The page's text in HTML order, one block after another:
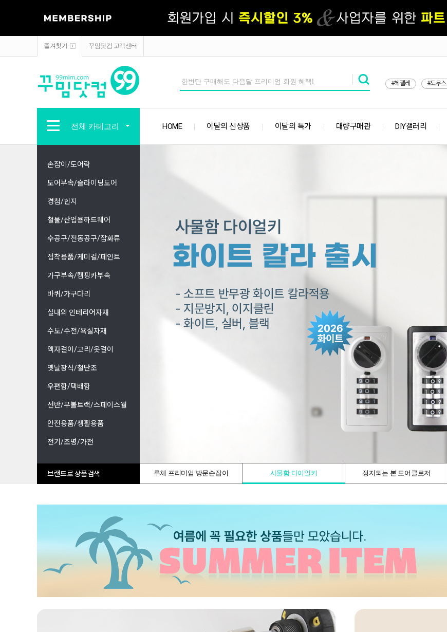
즐겨찾기 꾸밈닷컴 고객센터
#헤펠레 #도무스
전체 카테고리 HOME 이달의 신상품 이달의 특가 대량구매관 DIY갤러리
손잡이/도어락
도어부속/슬라이딩도어
경첩/힌지
철물/산업용하드웨어
수공구/전동공구/잡화류
접착용품/케미컬/페인트
가구부속/캠핑카부속
바퀴/가구다리
실내외 인테리어자재
수도/수전/욕실자재
액자걸이/고리/옷걸이
옛날장식/철단조
우편함/택배함
선반/무볼트랙/스페이스월
안전용품/생활용품
전기/조명/가전
브랜드로 상품검색 루체 프리미엄 방문손잡이 사물함 다이얼키 정지되는 본 도어클로저